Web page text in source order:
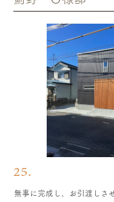
25.
無事に完成し、お引渡し